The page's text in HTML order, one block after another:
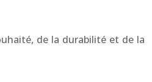
de la durabilité et de la